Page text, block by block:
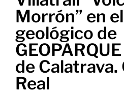
Morrón” en
geológico de
de Calatrava.
Real